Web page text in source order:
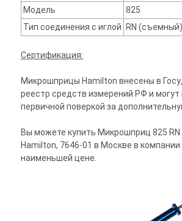
Модель
825
Тип соединения с иглой
RN (съемный)
Сертификация:
Микрошприцы Hamilton внесены в
реестр средств измерений РФ и могут
первичной поверкой за
Вы можете купить Микрошприц 825 RN
Hamilton, 7646-01 в Москве в компании
наименьшей цене.